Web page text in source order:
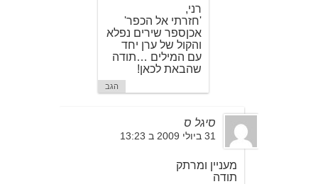
רני,
'חזרתי אל הכפר'
אכןספר שירים נפלא
והקול של ערן יחד
עם המילים …תודה
שהבאת לכאן!
הגב
סיגל ס
31 ביולי 2009 ב 13:23
מעניין ומרתק
תודה